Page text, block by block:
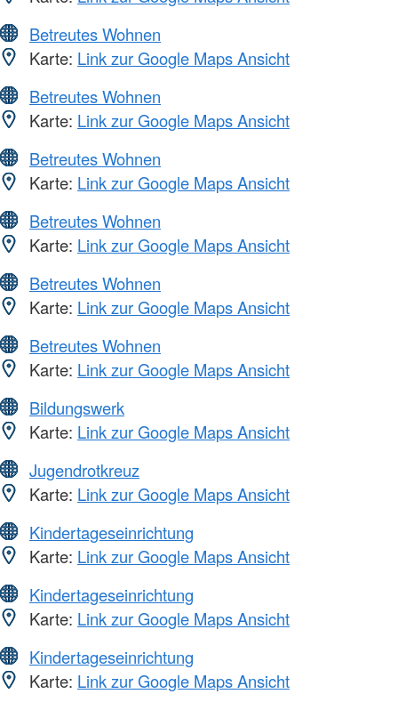
Betreutes Wohnen
Karte: Link zur Google Maps Ansicht
Betreutes Wohnen
Karte: Link zur Google Maps Ansicht
Betreutes Wohnen
Karte: Link zur Google Maps Ansicht
Betreutes Wohnen
Karte: Link zur Google Maps Ansicht
Betreutes Wohnen
Karte: Link zur Google Maps Ansicht
Betreutes Wohnen
Karte: Link zur Google Maps Ansicht
Bildungswerk
Karte: Link zur Google Maps Ansicht
Jugendrotkreuz
Karte: Link zur Google Maps Ansicht
Kindertageseinrichtung
Karte: Link zur Google Maps Ansicht
Kindertageseinrichtung
Karte: Link zur Google Maps Ansicht
Kindertageseinrichtung
Karte: Link zur Google Maps Ansicht